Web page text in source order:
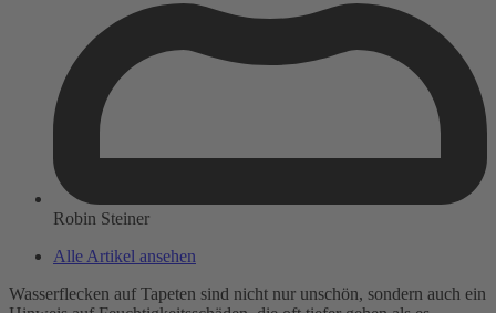
Robin Steiner
Alle Artikel ansehen
Wasserflecken auf Tapeten sind nicht nur unschön, sondern auch ein